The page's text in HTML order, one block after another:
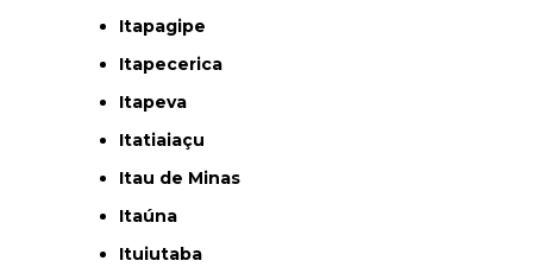
Itapagipe
Itapecerica
Itapeva
Itatiaiaçu
Itau de Minas
Itaúna
Ituiutaba